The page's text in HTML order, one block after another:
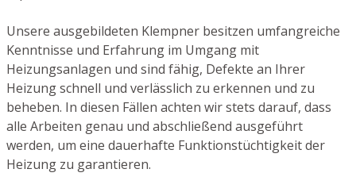
Unsere ausgebildeten Klempner besitzen umfangreiche
Kenntnisse und Erfahrung im Umgang mit
Heizungsanlagen und sind fähig, Defekte an Ihrer
Heizung schnell und verlässlich zu erkennen und zu
beheben. In diesen Fällen achten wir stets darauf, dass
alle Arbeiten genau und abschließend ausgeführt
werden, um eine dauerhafte Funktionstüchtigkeit der
Heizung zu garantieren.